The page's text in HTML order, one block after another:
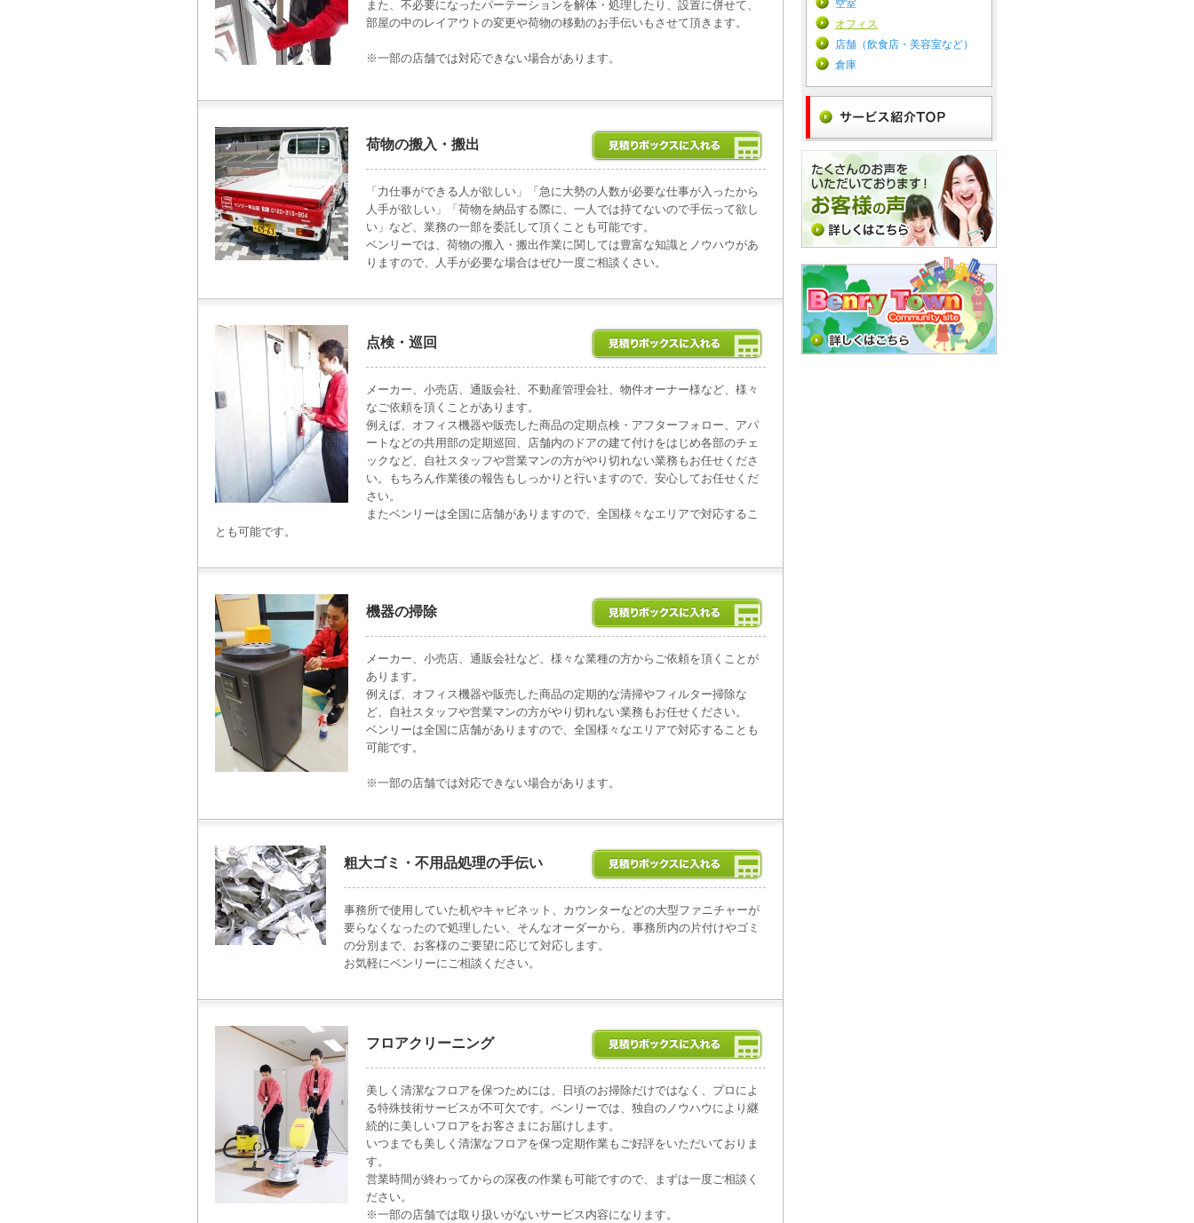
また、不必要になったパーテーションを解体・処理したり、設置に併せて、
部屋の中のレイアウトの変更や荷物の移動のお手伝いもさせて頂きます。
※一部の店舗では対応できない場合があります。
荷物の搬入・搬出
「力仕事ができる人が欲しい」「急に大勢の人数が必要な仕事が入ったから
人手が欲しい」「荷物を納品する際に、一人では持てないので手伝って欲し
い」など、業務の一部を委託して頂くことも可能です。
ベンリーでは、荷物の搬入・搬出作業に関しては豊富な知識とノウハウがあ
りますので、人手が必要な場合はぜひ一度ご相談くさい。
点検・巡回
メーカー、小売店、通販会社、不動産管理会社、物件オーナー様など、様々
なご依頼を頂くことがあります。
例えば、オフィス機器や販売した商品の定期点検・アフターフォロー、アパ
ートなどの共用部の定期巡回、店舗内のドアの建て付けをはじめ各部のチェ
ックなど、自社スタッフや営業マンの方がやり切れない業務もお任せくださ
い。もちろん作業後の報告もしっかりと行いますので、安心してお任せくだ
さい。
またベンリーは全国に店舗がありますので、全国様々なエリアで対応するこ
とも可能です。
機器の掃除
メーカー、小売店、通販会社など、様々な業種の方からご依頼を頂くことが
あります。
例えば、オフィス機器や販売した商品の定期的な清掃やフィルター掃除な
ど、自社スタッフや営業マンの方がやり切れない業務もお任せください。
ベンリーは全国に店舗がありますので、全国様々なエリアで対応することも
可能です。
※一部の店舗では対応できない場合があります。
粗大ゴミ・不用品処理の手伝い
事務所で使用していた机やキャビネット、カウンターなどの大型ファニチャーが
要らなくなったので処理したい、そんなオーダーから、事務所内の片付けやゴミ
の分別まで、お客様のご要望に応じて対応します。
お気軽にベンリーにご相談ください。
フロアクリーニング
美しく清潔なフロアを保つためには、日頃のお掃除だけではなく、プロによ
る特殊技術サービスが不可欠です。ベンリーでは、独自のノウハウにより継
続的に美しいフロアをお客さまにお届けします。
いつまでも美しく清潔なフロアを保つ定期作業もご好評をいただいておりま
す。
営業時間が終わってからの深夜の作業も可能ですので、まずは一度ご相談く
ださい。
※一部の店舗では取り扱いがないサービス内容になります。
空室
オフィス
店舗（飲食店・美容室など）
倉庫